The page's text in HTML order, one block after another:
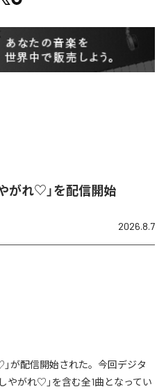
がれ♡」を配信開始
2026.8.7
が配信開始された。今回デジタ
やがれ♡」を含む全1曲となってい